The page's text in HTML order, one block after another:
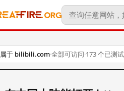
属于 bilibili.com·全部可访问·173 个已测